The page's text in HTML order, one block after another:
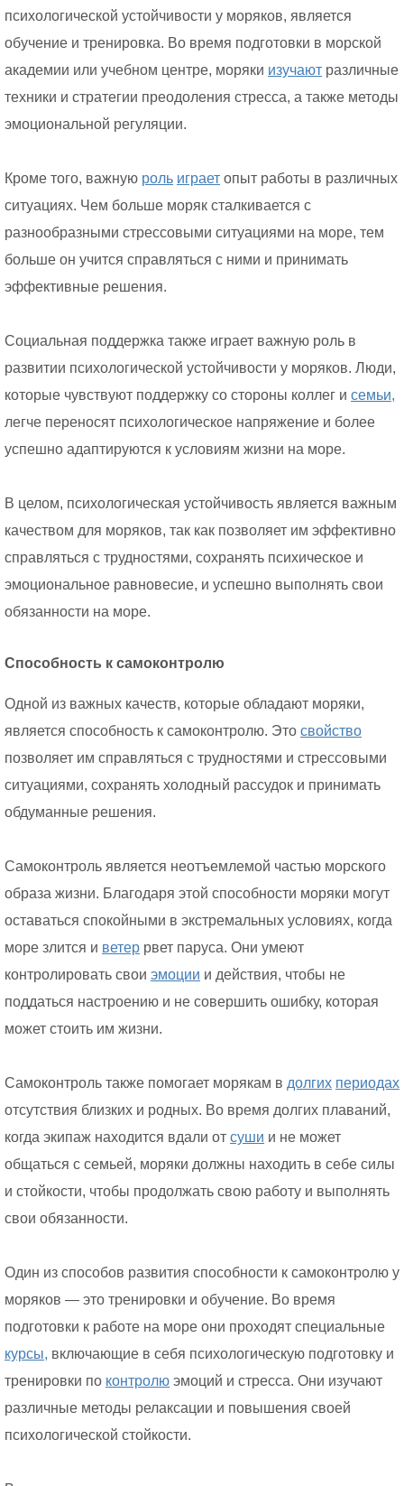
психологической устойчивости у моряков, является
обучение и тренировка. Во время подготовки в морской
академии или учебном центре, моряки изучают различные
техники и стратегии преодоления стресса, а также методы
эмоциональной регуляции.
Кроме того, важную роль играет опыт работы в различных
ситуациях. Чем больше моряк сталкивается с
разнообразными стрессовыми ситуациями на море, тем
больше он учится справляться с ними и принимать
эффективные решения.
Социальная поддержка также играет важную роль в
развитии психологической устойчивости у моряков. Люди,
которые чувствуют поддержку со стороны коллег и семьи,
легче переносят психологическое напряжение и более
успешно адаптируются к условиям жизни на море.
В целом, психологическая устойчивость является важным
качеством для моряков, так как позволяет им эффективно
справляться с трудностями, сохранять психическое и
эмоциональное равновесие, и успешно выполнять свои
обязанности на море.
Способность к самоконтролю
Одной из важных качеств, которые обладают моряки,
является способность к самоконтролю. Это свойство
позволяет им справляться с трудностями и стрессовыми
ситуациями, сохранять холодный рассудок и принимать
обдуманные решения.
Самоконтроль является неотъемлемой частью морского
образа жизни. Благодаря этой способности моряки могут
оставаться спокойными в экстремальных условиях, когда
море злится и ветер рвет паруса. Они умеют
контролировать свои эмоции и действия, чтобы не
поддаться настроению и не совершить ошибку, которая
может стоить им жизни.
Самоконтроль также помогает морякам в долгих периодах
отсутствия близких и родных. Во время долгих плаваний,
когда экипаж находится вдали от суши и не может
общаться с семьей, моряки должны находить в себе силы
и стойкости, чтобы продолжать свою работу и выполнять
свои обязанности.
Один из способов развития способности к самоконтролю у
моряков — это тренировки и обучение. Во время
подготовки к работе на море они проходят специальные
курсы, включающие в себя психологическую подготовку и
тренировки по контролю эмоций и стресса. Они изучают
различные методы релаксации и повышения своей
психологической стойкости.